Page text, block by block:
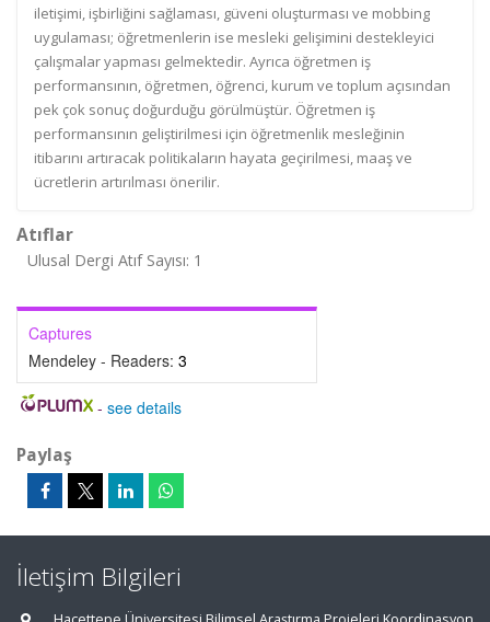
iletişimi, işbirliğini sağlaması, güveni oluşturması ve mobbing
uygulaması; öğretmenlerin ise mesleki gelişimini destekleyici
çalışmalar yapması gelmektedir. Ayrıca öğretmen iş
performansının, öğretmen, öğrenci, kurum ve toplum açısından
pek çok sonuç doğurduğu görülmüştür. Öğretmen iş
performansının geliştirilmesi için öğretmenlik mesleğinin
itibarını artıracak politikaların hayata geçirilmesi, maaş ve
ücretlerin artırılması önerilir.
Atıflar
Ulusal Dergi Atıf Sayısı: 1
Captures
Mendeley - Readers: 3
- see details
Paylaş
İletişim Bilgileri